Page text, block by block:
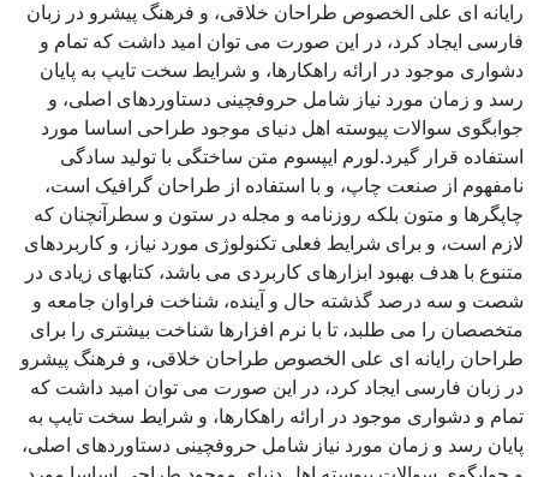
رایانه ای علی الخصوص طراحان خلاقی، و فرهنگ پیشرو در زبان
فارسی ایجاد کرد، در این صورت می توان امید داشت که تمام و
دشواری موجود در ارائه راهکارها، و شرایط سخت تایپ به پایان
رسد و زمان مورد نیاز شامل حروفچینی دستاوردهای اصلی، و
جوابگوی سوالات پیوسته اهل دنیای موجود طراحی اساسا مورد
استفاده قرار گیرد.لورم ایپسوم متن ساختگی با تولید سادگی
نامفهوم از صنعت چاپ، و با استفاده از طراحان گرافیک است،
چاپگرها و متون بلکه روزنامه و مجله در ستون و سطرآنچنان که
لازم است، و برای شرایط فعلی تکنولوژی مورد نیاز، و کاربردهای
متنوع با هدف بهبود ابزارهای کاربردی می باشد، کتابهای زیادی در
شصت و سه درصد گذشته حال و آینده، شناخت فراوان جامعه و
متخصصان را می طلبد، تا با نرم افزارها شناخت بیشتری را برای
طراحان رایانه ای علی الخصوص طراحان خلاقی، و فرهنگ پیشرو
در زبان فارسی ایجاد کرد، در این صورت می توان امید داشت که
تمام و دشواری موجود در ارائه راهکارها، و شرایط سخت تایپ به
پایان رسد و زمان مورد نیاز شامل حروفچینی دستاوردهای اصلی،